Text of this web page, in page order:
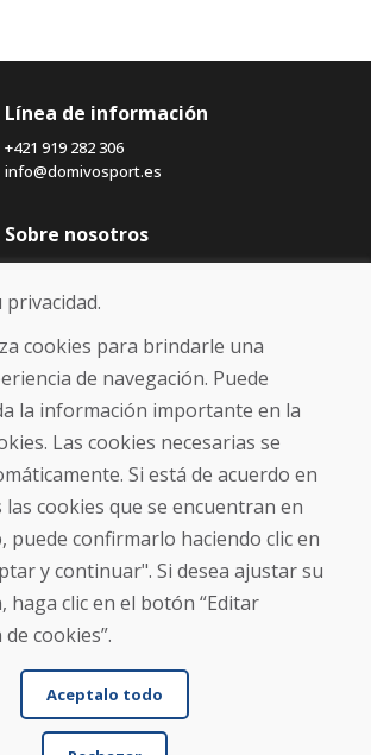
Línea de información
+421 919 282 306
info@domivosport.es
Sobre nosotros
Blog
Sobre nosotros
Comercio
Contacto
Compra
Tienda electrónica
Envío y pago
NORMAS DE RECLAMACIÓN
Devolución y cambio de mercancías
Política de privacidad
Cookies
cookies para brindarle una
de navegación. Puede
la información importante en la
Las cookies necesarias se
Si está de acuerdo en
cookies que se encuentran en
puede confirmarlo haciendo clic en
y continuar". Si desea ajustar su
haga clic en el botón “Editar
cookies”.
Aceptalo todo